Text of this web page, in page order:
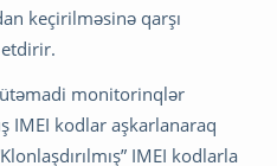
keçirilməsinə qarşı
monitorinqlər
IMEI kodlar aşkarlanaraq
IMEI kodlarla